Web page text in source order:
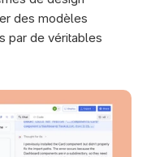
des modèles
par de véritables